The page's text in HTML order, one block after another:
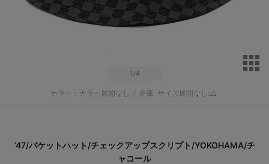
1 /4
カラー：カラー展開なし / 在庫 サイズ展開なし:△
’47/バケットハット/チェックアップスクリプト/YOKOHAMA/チ
ャコール